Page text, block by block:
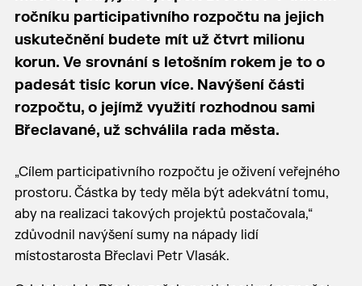
ročníku participativního rozpočtu na jejich
uskutečnění budete mít už čtvrt milionu
korun. Ve srovnání s letošním rokem je to o
padesát tisíc korun více. Navýšení části
rozpočtu, o jejímž využití rozhodnou sami
Břeclavané, už schválila rada města.
„Cílem participativního rozpočtu je oživení veřejného
prostoru. Částka by tedy měla být adekvátní tomu,
aby na realizaci takových projektů postačovala,“
zdůvodnil navýšení sumy na nápady lidí
místostarosta Břeclavi Petr Vlasák.